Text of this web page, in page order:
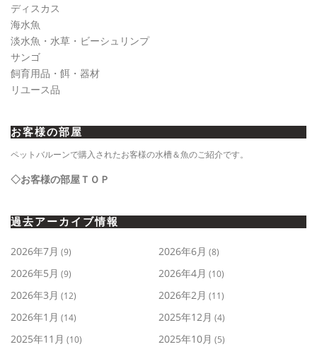
ディスカス
海水魚
淡水魚・水草・ビーシュリンプ
サンゴ
飼育用品・餌・器材
リユース品
お客様の部屋
ペットバルーンで購入されたお客様の水槽＆魚のご紹介です。
◇お客様の部屋ＴＯＰ
過去アーカイブ情報
2026年7月 (9) 2026年6月 (8)
2026年5月 (9) 2026年4月 (10)
2026年3月 (12) 2026年2月 (11)
2026年1月 (14) 2025年12月 (4)
2025年11月 (10) 2025年10月 (5)